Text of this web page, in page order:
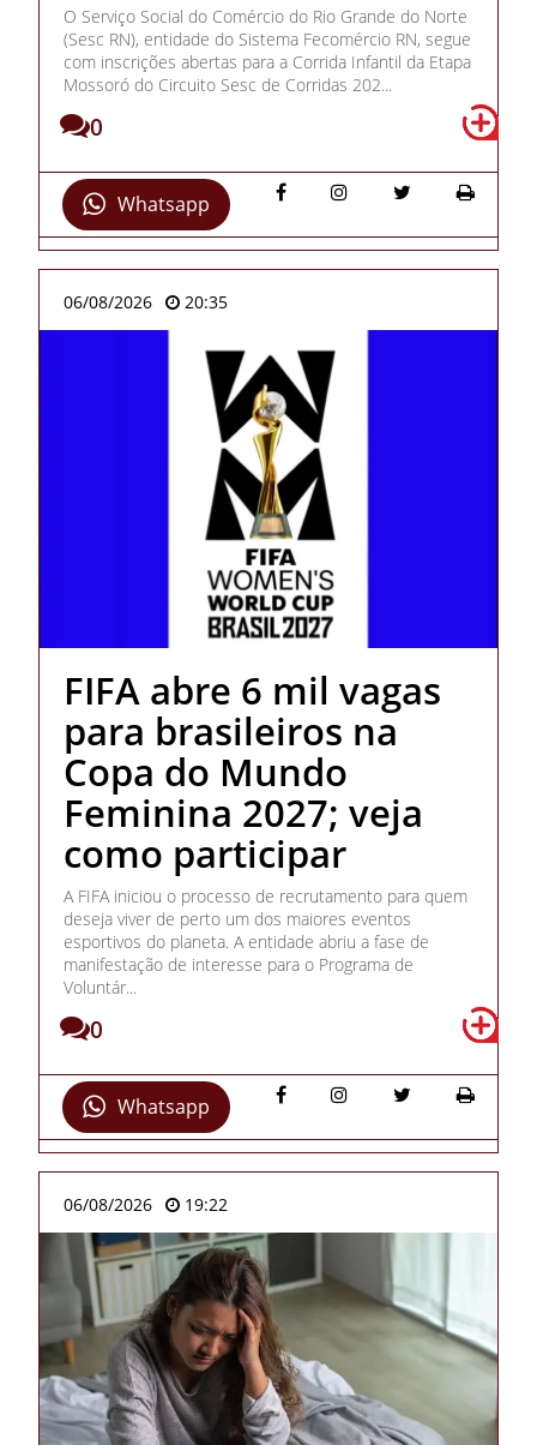
O Serviço Social do Comércio do Rio Grande do Norte
(Sesc RN), entidade do Sistema Fecomércio RN, segue
com inscrições abertas para a Corrida Infantil da Etapa
Mossoró do Circuito Sesc de Corridas 202...
0
Whatsapp
06/08/2026 20:35
FIFA abre 6 mil vagas
para brasileiros na
Copa do Mundo
Feminina 2027; veja
como participar
A FIFA iniciou o processo de recrutamento para quem
deseja viver de perto um dos maiores eventos
esportivos do planeta. A entidade abriu a fase de
manifestação de interesse para o Programa de
Voluntár...
0
Whatsapp
06/08/2026 19:22